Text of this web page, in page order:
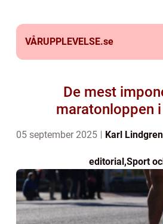
VÅRUPPLEVELSE.se
De mest
maratonloppen
05 september 2025 Karl Lindgren
editorial,Sport